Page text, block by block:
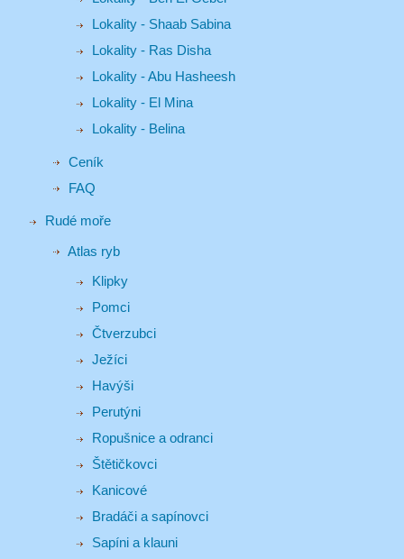
Lokality - Shaab Sabina
Lokality - Ras Disha
Lokality - Abu Hasheesh
Lokality - El Mina
Lokality - Belina
Ceník
FAQ
Rudé moře
Atlas ryb
Klipky
Pomci
Čtverzubci
Ježíci
Havýši
Perutýni
Ropušnice a odranci
Štětičkovci
Kanicové
Bradáči a sapínovci
Sapíni a klauni